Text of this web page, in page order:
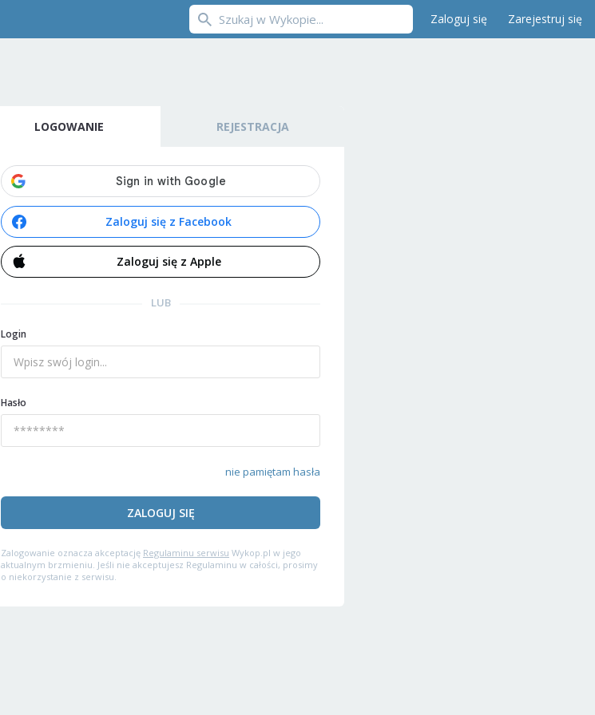
Zaloguj się Zarejestruj się
LOGOWANIE REJESTRACJA
Zaloguj się z Facebook
Zaloguj się z Apple
LUB
Login
Hasło
nie pamiętam hasła
ZALOGUJ SIĘ
Zalogowanie oznacza akceptację Regulaminu serwisu Wykop.pl w jego
aktualnym brzmieniu. Jeśli nie akceptujesz Regulaminu w całości, prosimy
o niekorzystanie z serwisu.